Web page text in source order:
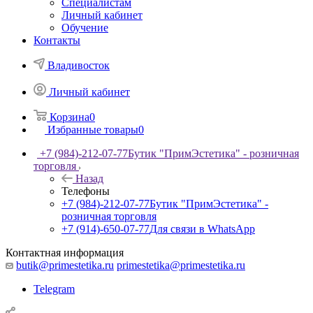
Специалистам
Личный кабинет
Обучение
Контакты
Владивосток
Личный кабинет
Корзина0
Избранные товары0
+7 (984)-212-07-77Бутик "ПримЭстетика" - розничная
торговля
Назад
Телефоны
+7 (984)-212-07-77Бутик "ПримЭстетика" -
розничная торговля
+7 (914)-650-07-77Для связи в WhatsApp
Контактная информация
butik@primestetika.ru primestetika@primestetika.ru
Telegram